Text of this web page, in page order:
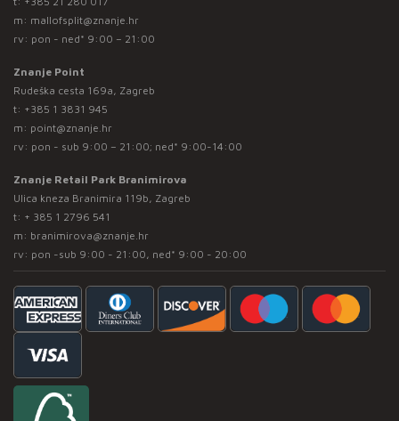
m: mallofsplit@znanje.hr
rv: pon - ned* 9:00 – 21:00
Znanje Point
Rudeška cesta 169a, Zagreb
t: +385 1 3831 945
m: point@znanje.hr
rv: pon - sub 9:00 – 21:00; ned* 9:00-14:00
Znanje Retail Park Branimirova
Ulica kneza Branimira 119b, Zagreb
t: + 385 1 2796 541
m: branimirova@znanje.hr
rv: pon -sub 9:00 - 21:00, ned* 9:00 - 20:00